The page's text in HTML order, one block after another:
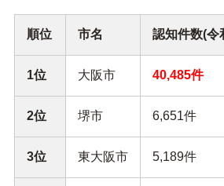
順位 市名 認知件数(令
1位 大阪市 40,485件
2位 堺市 6,651件
3位 東大阪市 5,189件